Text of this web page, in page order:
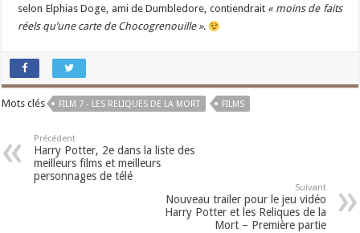
selon Elphias Doge, ami de Dumbledore, contiendrait « moins de faits
réels qu’une carte de Chocogrenouille ».
Mots clés FILM 7 - LES RELIQUES DE LA MORT FILMS
Précédent
Harry Potter, 2e dans la liste des
meilleurs films et meilleurs
personnages de télé
Suivant
Nouveau trailer pour le jeu vidéo
Harry Potter et les Reliques de la
Mort – Première partie